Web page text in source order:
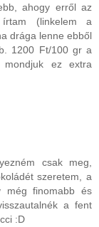
ahogy erről az
(linkelem a
drága lenne ebből
1200 Ft/100 gr a
mondjuk ez extra
csak meg,
szeretem, a
még finomabb és
a fent
:D